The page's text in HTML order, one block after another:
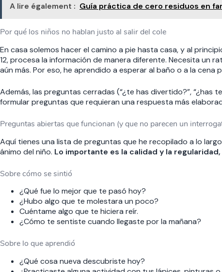
A lire également : Guía práctica de cero residuos en
Por qué los niños no hablan justo al salir del cole
En casa solemos hacer el camino a pie hasta casa, y al
12, procesa la información de manera diferente. Necesita un
aún más. Por eso, he aprendido a esperar al baño o a la cena
Además, las preguntas cerradas (“¿te has divertido?”, “¿has
formular preguntas que requieran una respuesta más
Preguntas abiertas que funcionan (y que no parecen un
Aquí tienes una lista de preguntas que he recopilado a lo
ánimo del niño. Lo importante es la calidad y la
Sobre cómo se sintió
¿Qué fue lo mejor que te pasó hoy?
¿Hubo algo que te molestara un poco?
Cuéntame algo que te hiciera reír.
¿Cómo te sentiste cuando llegaste por la mañana?
Sobre lo que aprendió
¿Qué cosa nueva descubriste hoy?